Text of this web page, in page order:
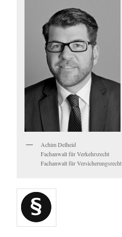
Achim Delheid
Fachanwalt für Verkehrsrecht
Fachanwalt für Versicherungsrecht